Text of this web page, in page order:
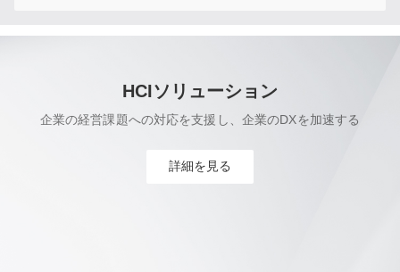
HCIソリューション
企業の経営課題への対応を支援し、企業のDXを加速する
詳細を見る